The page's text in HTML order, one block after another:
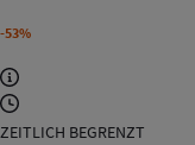
-53%
ZEITLICH BEGRENZT